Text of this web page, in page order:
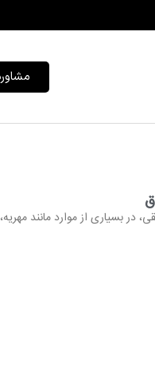
در بسیاری از موارد مانند